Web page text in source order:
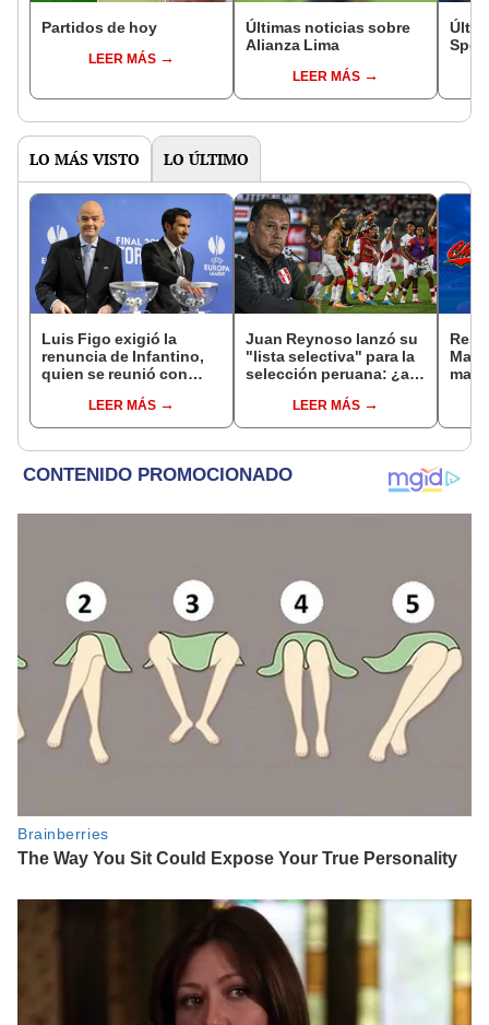
Partidos de hoy
LEER MÁS
Últimas noticias sobre
Alianza Lima
LEER MÁS
LO MÁS VISTO LO ÚLTIMO
Luis Figo exigió la
renuncia de Infantino,
quien se reunió con
en Marruecos
LEER MÁS
Juan Reynoso lanzó su
"lista selectiva" para la
selección peruana: ¿a
convocó?LEER MÁS